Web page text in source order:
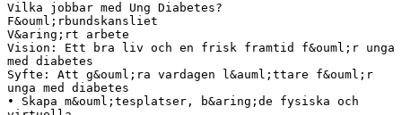
Vilka jobbar med Ung Diabetes?
F&ouml;rbundskansliet
V&aring;rt arbete
Vision: Ett bra liv och en frisk framtid f&ouml;r unga
med diabetes
Syfte: Att g&ouml;ra vardagen l&auml;ttare f&ouml;r
unga med diabetes
• Skapa m&ouml;tesplatser, b&aring;de fysiska och